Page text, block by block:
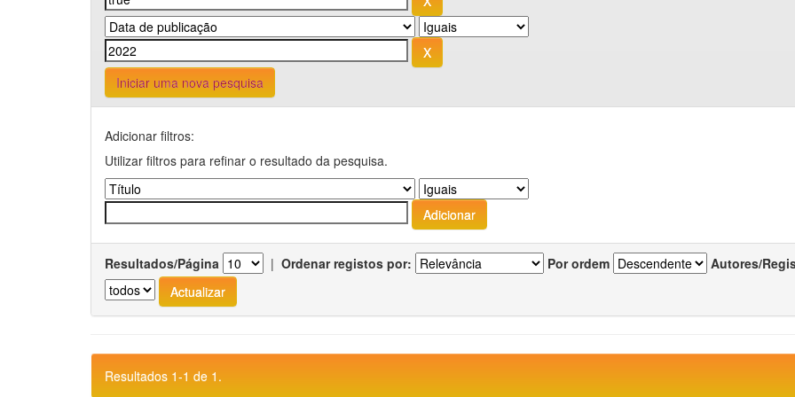
Iniciar uma nova pesquisa
Adicionar filtros:
Utilizar filtros para refinar o resultado da pesquisa.
Resultados/Página | Ordenar registos por: Por ordem Autores/
Resultados 1-1 de 1.